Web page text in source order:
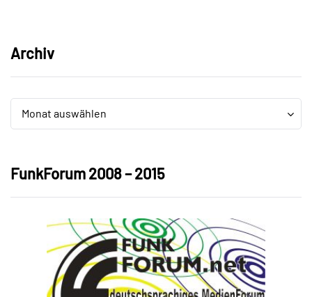
Archiv
Archiv
Monat auswählen
Archiv
FunkForum 2008 – 2015